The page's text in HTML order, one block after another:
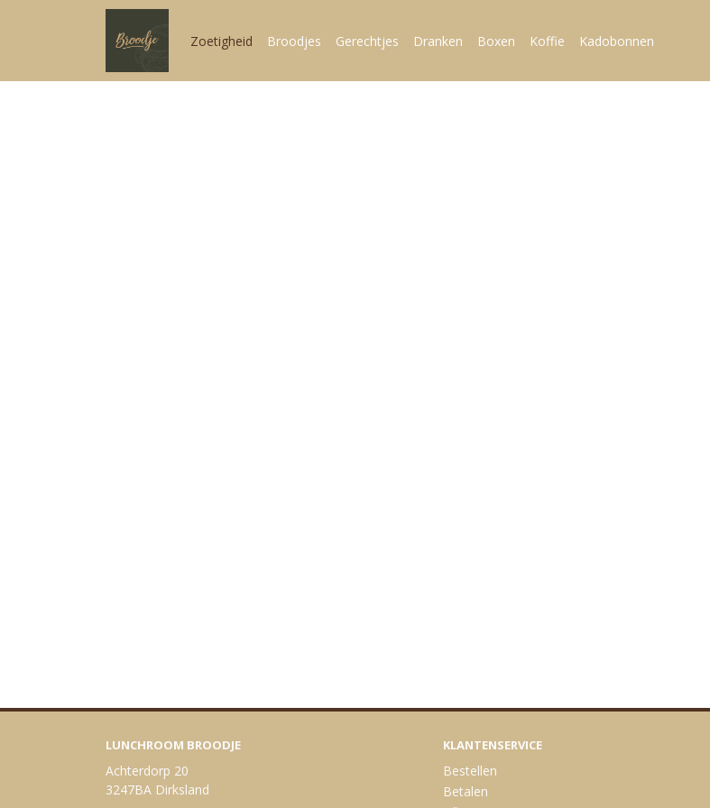
Zoetigheid Broodjes Gerechtjes Dranken Boxen Koffie Kadobonnen
LUNCHROOM BROODJE
Achterdorp 20
3247BA Dirksland
KLANTENSERVICE
Bestellen
Betalen